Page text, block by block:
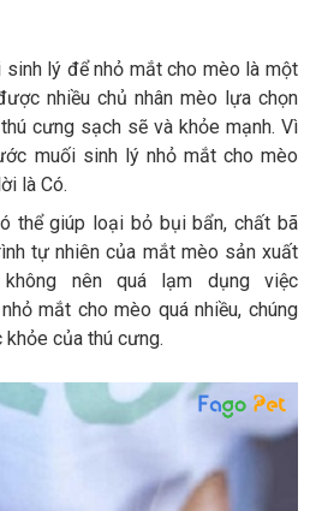
Thông tin về chó
tin về mèo
Chính sách vận chuyển
Chính sách bảo mật
sách đổi trả
lý để nhỏ mắt cho mèo là một
nhiều chủ nhân mèo lựa chọn
cưng sạch sẽ và khỏe mạnh. Vì
muối sinh lý nhỏ mắt cho mèo
là Có.
thể giúp loại bỏ bụi bẩn, chất bã
tự nhiên của mắt mèo sản xuất
nên quá lạm dụng việc
mắt cho mèo quá nhiều, chúng
của thú cưng.